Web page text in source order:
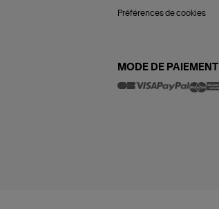
Préférences de cookies
MODE DE PAIEMENT